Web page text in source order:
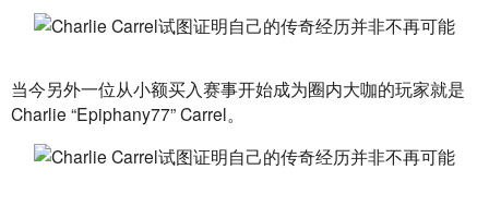
当今另外一位从小额买入赛事开始成为圈内大咖的玩家就是
Charlie “Epiphany77” Carrel。